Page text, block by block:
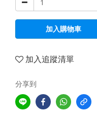
加入購物車
加入追蹤清單
分享到